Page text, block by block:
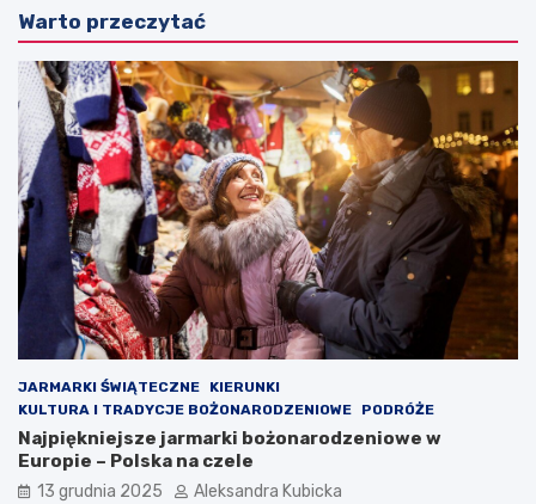
Warto przeczytać
JARMARKI ŚWIĄTECZNE
KIERUNKI
KULTURA I TRADYCJE BOŻONARODZENIOWE
PODRÓŻE
Najpiękniejsze jarmarki bożonarodzeniowe w
Europie – Polska na czele
13 grudnia 2025 Aleksandra Kubicka